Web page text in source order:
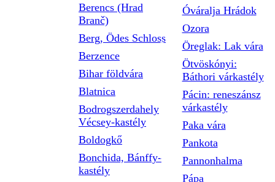
Berencs (Hrad
Branč)
Berg, Ödes Schloss
Berzence
Bihar földvára
Blatnica
Bodrogszerdahely
Vécsey-kastély
Boldogkő
Bonchida, Bánffy-
kastély
Óváralja Hrádok
Ozora
Öreglak: Lak vára
Ötvöskónyi:
Báthori várkastély
Pácin: reneszánsz
várkastély
Paka vára
Pankota
Pannonhalma
Pápa